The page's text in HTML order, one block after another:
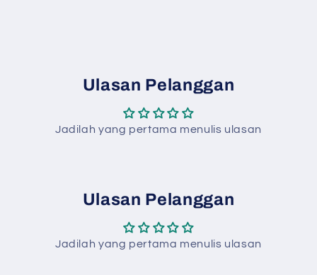
Ulasan Pelanggan
Jadilah yang pertama menulis ulasan
Ulasan Pelanggan
Jadilah yang pertama menulis ulasan